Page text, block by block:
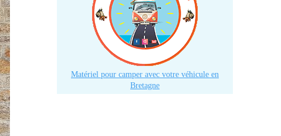
Matériel pour camper avec votre véhicule en
Bretagne